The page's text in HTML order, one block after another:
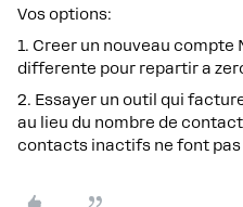
Vos options:
1. Creer un nouveau compte
differente pour repartir a
2. Essayer un outil qui
au lieu du nombre de
contacts inactifs ne font